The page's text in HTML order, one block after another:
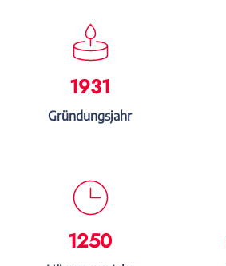
1931
Gründungsjahr
1250